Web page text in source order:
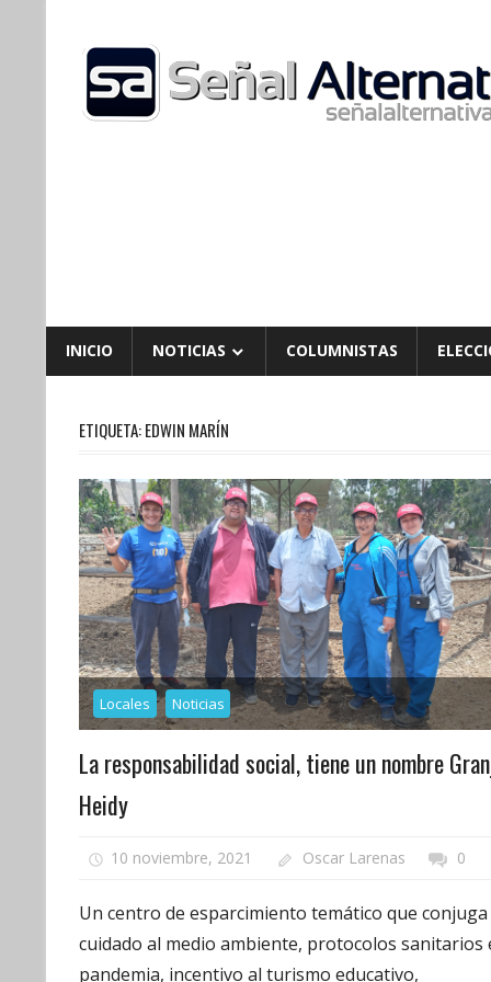
content
INICIO NOTICIAS COLUMNISTAS
ETIQUETA:EDWIN MARÍN
Locales Noticias
La responsabilidad social, tiene un nombre
Heidy
10 noviembre, 2021 Oscar Larenas 0
Un centro de esparcimiento temático que conjuga
cuidado al medio ambiente, protocolos sanitarios
pandemia, incentivo al turismo educativo,